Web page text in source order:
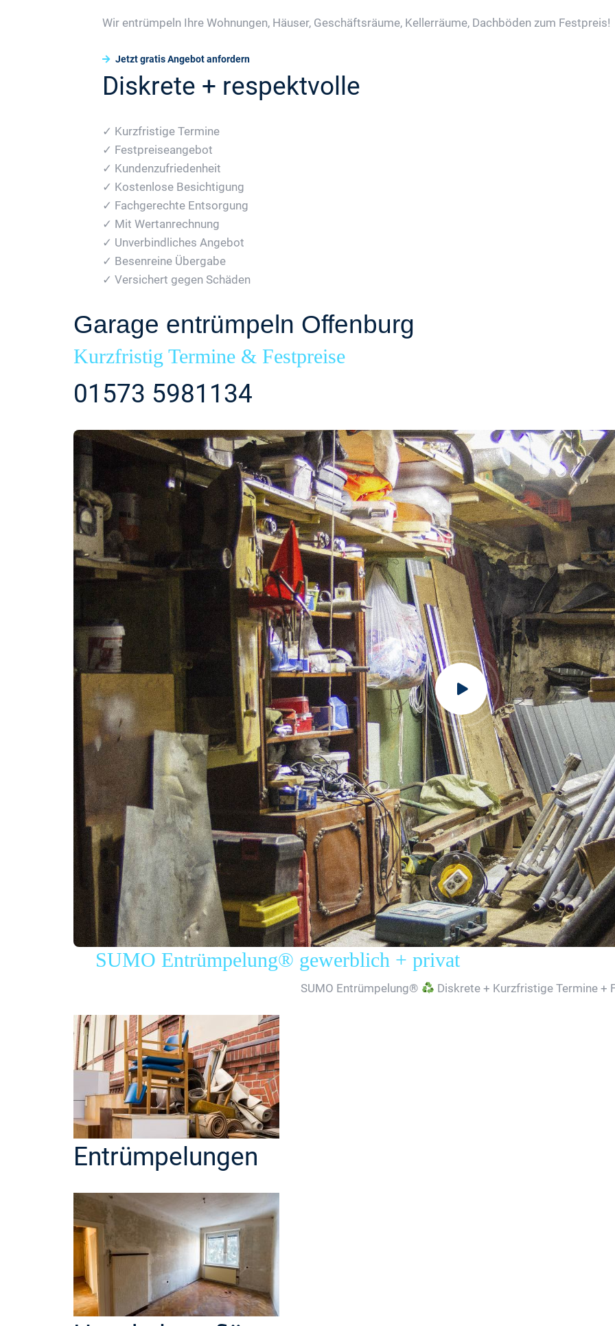
Wir entrümpeln Ihre Wohnungen, Häuser, Geschäftsräume, Kellerräume, Dachböden zum Festpreis!
Jetzt gratis Angebot anfordern
Diskrete + respektvolle
✓ Kurzfristige Termine
✓ Festpreiseangebot
✓ Kundenzufriedenheit
✓ Kostenlose Besichtigung
✓ Fachgerechte Entsorgung
✓ Mit Wertanrechnung
✓ Unverbindliches Angebot
✓ Besenreine Übergabe
✓ Versichert gegen Schäden
Garage entrümpeln Offenburg
Kurzfristig Termine & Festpreise
01573 5981134
SUMO Entrümpelung® gewerblich + privat
SUMO Entrümpelung® Diskrete + Kurzfristige Termine +
Entrümpelungen